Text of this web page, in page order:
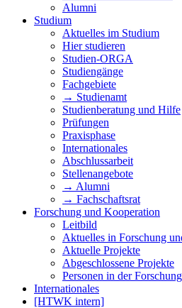
Alumni
Studium
Aktuelles im Studium
Hier studieren
Studien-ORGA
Studiengänge
Fachgebiete
→ Studienamt
Studienberatung und Hilfe
Prüfungen
Praxisphase
Internationales
Abschlussarbeit
Stellenangebote
→ Alumni
→ Fachschaftsrat
Forschung und Kooperation
Leitbild
Aktuelles in Forschung
Aktuelle Projekte
Abgeschlossene Projekte
Personen in der Forschung
Internationales
[HTWK intern]